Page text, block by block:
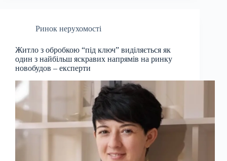
Ринок нерухомості
Житло з обробкою “під ключ” виділяється як
один з найбільш яскравих напрямів на ринку
новобудов – експерти